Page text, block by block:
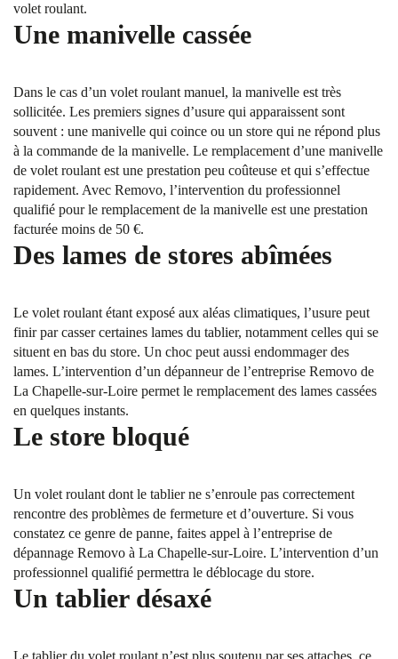
volet roulant.
Une manivelle cassée
Dans le cas d’un volet roulant manuel, la manivelle est très
sollicitée. Les premiers signes d’usure qui apparaissent sont
souvent : une manivelle qui coince ou un store qui ne répond plus
à la commande de la manivelle. Le remplacement d’une manivelle
de volet roulant est une prestation peu coûteuse et qui s’effectue
rapidement. Avec Removo, l’intervention du professionnel
qualifié pour le remplacement de la manivelle est une prestation
facturée moins de 50 €.
Des lames de stores abîmées
Le volet roulant étant exposé aux aléas climatiques, l’usure peut
finir par casser certaines lames du tablier, notamment celles qui se
situent en bas du store. Un choc peut aussi endommager des
lames. L’intervention d’un dépanneur de l’entreprise Removo de
La Chapelle-sur-Loire permet le remplacement des lames cassées
en quelques instants.
Le store bloqué
Un volet roulant dont le tablier ne s’enroule pas correctement
rencontre des problèmes de fermeture et d’ouverture. Si vous
constatez ce genre de panne, faites appel à l’entreprise de
dépannage Removo à La Chapelle-sur-Loire. L’intervention d’un
professionnel qualifié permettra le déblocage du store.
Un tablier désaxé
Le tablier du volet roulant n’est plus soutenu par ses attaches, ce